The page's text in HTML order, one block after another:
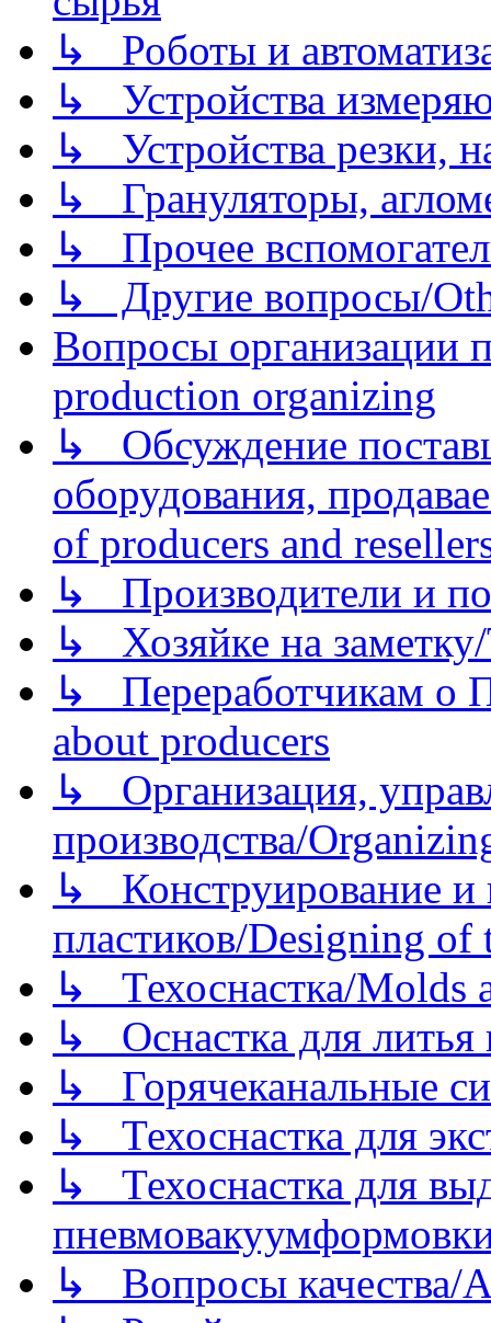
↳ Роботы и
↳ Устройства
↳ Устройства резки,
↳ Грануляторы,
↳ Прочее
↳ Другие вопросы/
Вопросы организации
production organizing
↳ Обсуждение
оборудования,
of producers and
↳ Производители и
↳ Хозяйке на
↳ Переработчикам о
about producers
↳ Организация,
производства/
↳ Конструирование и
пластиков/Designing of
↳ Техоснастка/Molds
↳ Оснастка для литья
↳ Горячеканальные
↳ Техоснастка для
↳ Техоснастка для
↳ Вопросы качества/